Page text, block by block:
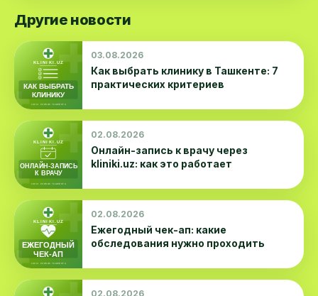
Другие новости
03.08.2026
Как выбрать клинику в Ташкенте: 7
практических критериев
02.08.2026
Онлайн-запись к врачу через
kliniki.uz: как это работает
02.08.2026
Ежегодный чек-ап: какие
обследования нужно проходить
02.08.2026